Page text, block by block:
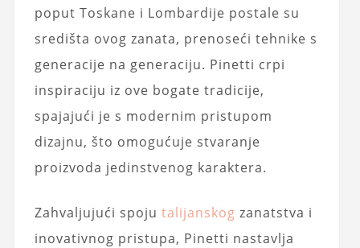
poput Toskane i Lombardije postale su
središta ovog zanata, prenoseći tehnike s
generacije na generaciju. Pinetti crpi
inspiraciju iz ove bogate tradicije,
spajajući je s modernim pristupom
dizajnu, što omogućuje stvaranje
proizvoda jedinstvenog karaktera.
Zahvaljujući spoju talijanskog zanatstva i
inovativnog pristupa, Pinetti nastavlja